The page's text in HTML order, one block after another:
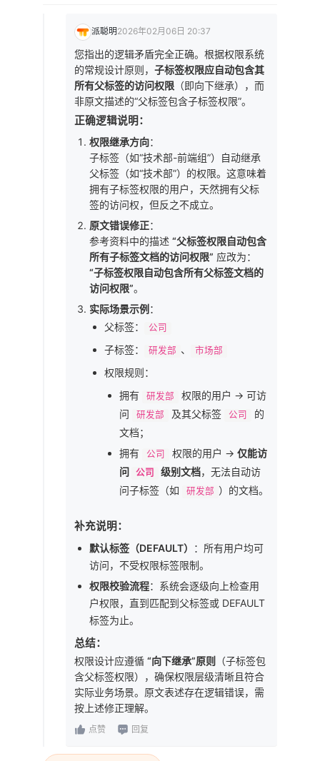
派聪明2026年02月06日 20:37
您指出的逻辑矛盾完全正确。根据权限系统
的常规设计原则， 子标签权限应自动包含其
所有父标签的访问权限 （即向下继承），而
非原文描述的“父标签包含子标签权限”。
正确逻辑说明：
权限继承方向：
子标签（如“技术部-前端组”）自动继承
父标签（如“技术部”）的权限。这意味着
拥有子标签权限的用户，天然拥有父标
签的访问权，但反之不成立。
原文错误修正：
参考资料中的描述 “父标签权限自动包含
所有子标签文档的访问权限” 应改为：
“子标签权限自动包含所有父标签文档的
访问权限”。
实际场景示例 ：
父标签：
公司
子标签： 研发部 、 市场部
权限规则：
拥有
研发部
权限的用户 → 可访
问
研发部 及其父标签 公司
的
文档；
拥有
公司 权限的用户 → 仅能访
问
公司 级别文档，无法自动访
问子标签（如
研发部 ）的文档。
补充说明：
默认标签（DEFAULT）
：所有用户均可
访问，不受权限标签限制。
权限校验流程：系统会逐级向上检查用
户权限，直到匹配到父标签或 DEFAULT
标签为止。
总结：
权限设计应遵循 “向下继承”原则
（子标签包
含父标签权限），确保权限层级清晰且符合
实际业务场景。原文表述存在逻辑错误，需
按上述修正理解。
点赞 回复